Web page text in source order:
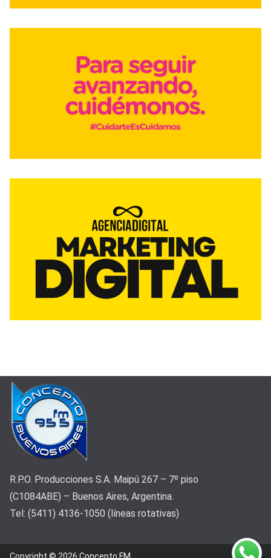
R.P.O. Producciones S.A. Maipú 267 – 7º piso
(C1084ABE) – Buenos Aires, Argentina.
Tel: (5411) 4136-1050 (líneas rotativas)